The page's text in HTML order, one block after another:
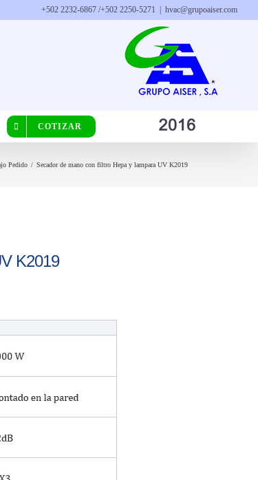
+502 2232-6867 /+502 2250-5271 hvac@grupoaiser.com
COTIZAR
Pedido / Secador de mano con filtro Hepa y lampara UV K2019
K2019